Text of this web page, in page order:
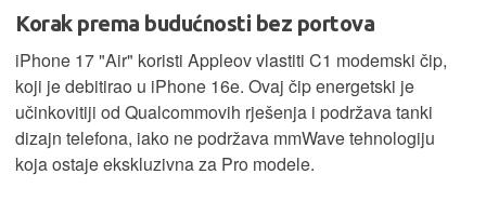
Korak prema budućnosti bez portova
iPhone 17 "Air" koristi Appleov vlastiti C1 modemski čip,
koji je debitirao u iPhone 16e. Ovaj čip energetski je
učinkovitiji od Qualcommovih rješenja i podržava tanki
dizajn telefona, iako ne podržava mmWave tehnologiju
koja ostaje ekskluzivna za Pro modele.